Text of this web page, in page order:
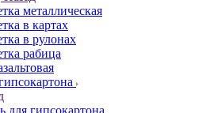
металлическая
в картах
в рулонах
рабица
для гипсокартона